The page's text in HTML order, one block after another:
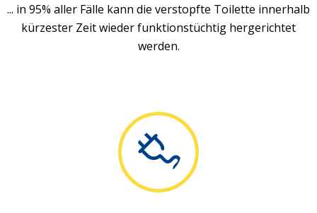
... in 95% aller Fälle kann die verstopfte Toilette innerhalb
kürzester Zeit wieder funktionstüchtig hergerichtet
werden.